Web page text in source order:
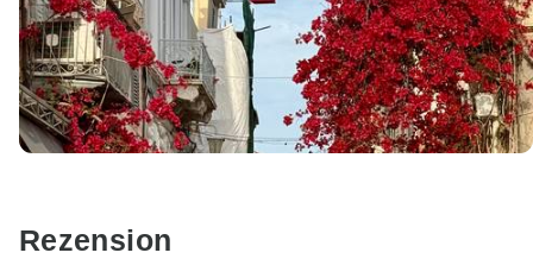
Rezension